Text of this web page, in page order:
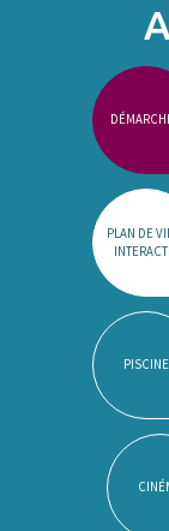
PLAN DE
PISCINE